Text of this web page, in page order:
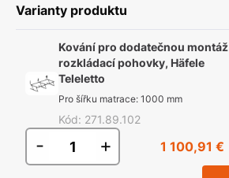
Varianty produktu
Kování pro dodatečnou montáž
rozkládací pohovky, Häfele
Teleletto
Pro šířku matrace: 1000 mm
Kód: 271.89.102
- + 1 100,91 €